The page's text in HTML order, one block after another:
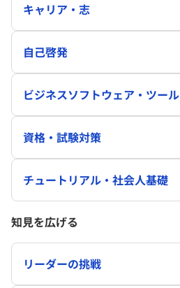
キャリア・志
自己啓発
ビジネスソフトウェア・ツール
資格・試験対策
チュートリアル・社会人基礎
知見を広げる
リーダーの挑戦